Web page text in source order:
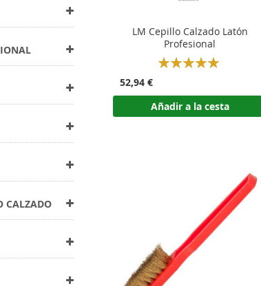
LM Cepillo Calzado Latón
Profesional
Rating:
52,94 €
Añadir a la cesta
CALZADO